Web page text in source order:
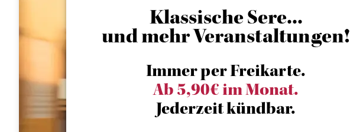
Klassische Sere...
und mehr Veranstaltungen!
Immer per Freikarte.
Ab 5,90€ im Monat.
Jederzeit kündbar.